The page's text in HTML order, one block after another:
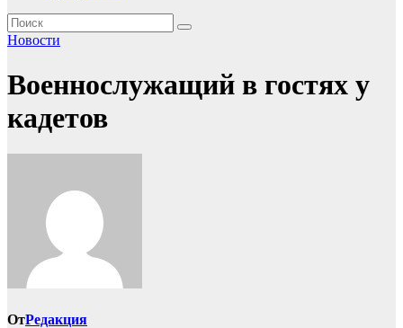
Новости
Военнослужащий в гостях у
кадетов
ОтРедакция